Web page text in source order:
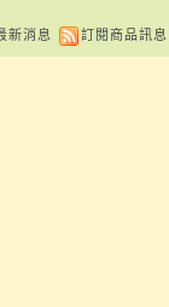
新消息 訂閱商品訊息